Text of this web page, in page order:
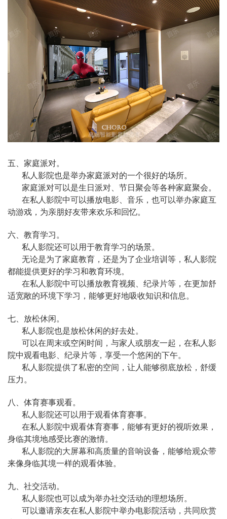
五、家庭派对。
私人影院也是举办家庭派对的一个很好的场所。
家庭派对可以是生日派对、节日聚会等各种家庭聚会。
在私人影院中可以播放电影、音乐，也可以举办家庭互
动游戏，为亲朋好友带来欢乐和回忆。
六、教育学习。
私人影院还可以用于教育学习的场景。
无论是为了家庭教育，还是为了企业培训等，私人影院
都能提供更好的学习和教育环境。
在私人影院中可以播放教育视频、纪录片等，在更加舒
适宽敞的环境下学习，能够更好地吸收知识和信息。
七、放松休闲。
私人影院也是放松休闲的好去处。
可以在周末或空闲时间，与家人或朋友一起，在私人影
院中观看电影、纪录片等，享受一个悠闲的下午。
私人影院提供了私密的空间，让人能够彻底放松，舒缓
压力。
八、体育赛事观看。
私人影院还可以用于观看体育赛事。
在私人影院中观看体育赛事，能够有更好的视听效果，
身临其境地感受比赛的激情。
私人影院的大屏幕和高质量的音响设备，能够给观众带
来像身临其境一样的观看体验。
九、社交活动。
私人影院也可以成为举办社交活动的理想场所。
可以邀请亲友在私人影院中举办电影院活动，共同欣赏